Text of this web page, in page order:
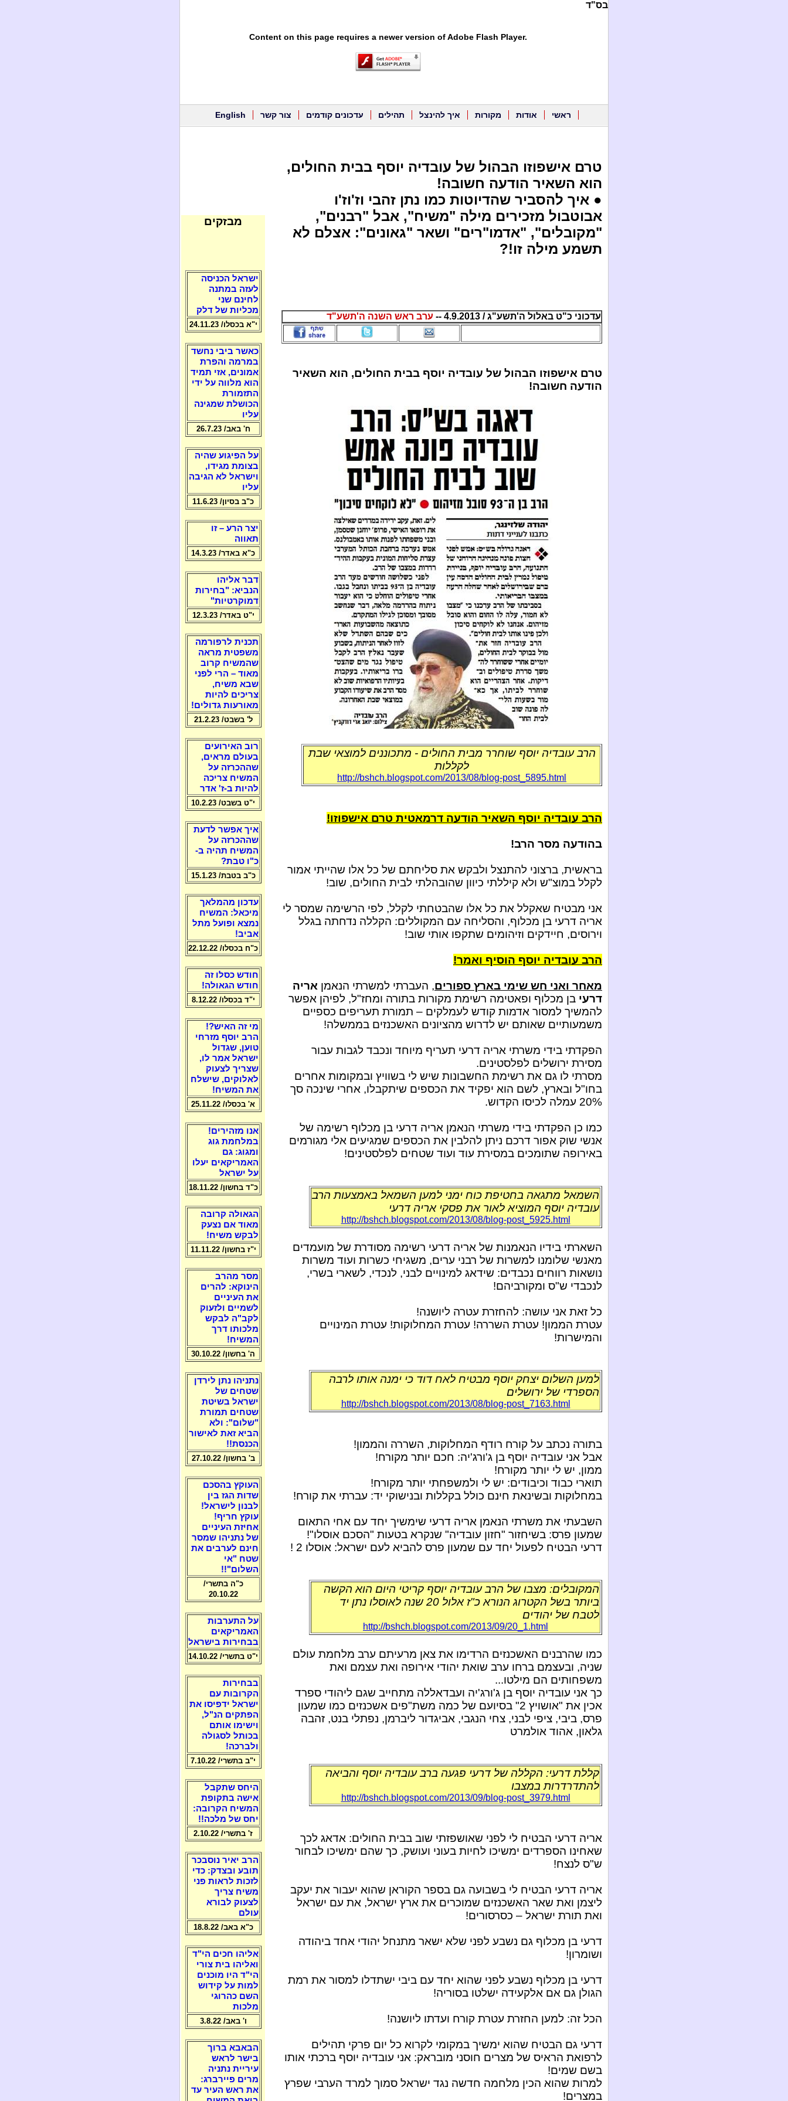
בס"ד
Content on this page requires a newer version of Adobe Flash Player.
ראשי אודות מקורות איך להינצל תהילים עדכונים קודמים צור קשר English
טרם אישפוזו הבהול של עובדיה יוסף בבית החולים,
הוא השאיר הודעה חשובה!
● איך להסביר שהדיוטות כמו נתן זהבי וז'וז'ו
אבוטבול מזכירים מילה "משיח", אבל "רבנים",
"מקובלים", "אדמו"רים" ושאר "גאונים": אצלם לא
תשמע מילה זו!?
עדכוני כ"ט באלול ה'תשע"ג / 4.9.2013 -- ערב ראש השנה ה'תשע"ד
טרם אישפוזו הבהול של עובדיה יוסף בבית החולים, הוא השאיר
הודעה חשובה!
הרב עובדיה יוסף שוחרר מבית החולים - מתכוננים למוצאי שבת
לקללות
http://bshch.blogspot.com/2013/08/blog-post_5895.html
הרב עובדיה יוסף השאיר הודעה דרמאטית טרם אישפוזו!
בהודעה מסר הרב!
בראשית, ברצוני להתנצל ולבקש את סליחתם של כל אלו שהייתי אמור
לקלל במוצ"ש ולא קיללתי כיוון שהובהלתי לבית החולים, שוב!
אני מבטיח שאקלל את כל אלו שהבטחתי לקלל, לפי הרשימה שמסר לי
אריה דרעי בן מכלוף, והסליחה עם המקוללים: הקללה נדחתה בגלל
וירוסים, חיידקים וזיהומים שתקפו אותי שוב!
הרב עובדיה יוסף הוסיף ואמר!
מאחר ואני חש שימי בארץ ספורים, העברתי למשרתי הנאמן אריה
דרעי בן מכלוף ופאטימה רשימת מקורות בתורה ומחז"ל, לפיהן אפשר
להמשיך למסור אדמות קודש לעמלקים – תמורת תעריפים כספיים
משמעותיים שאותם יש לדרוש מהציונים האשכנזים בממשלה!
הפקדתי בידי משרתי אריה דרעי תעריף מיוחד ונכבד לגבות עבור
מסירת ירושלים לפלסטינים.
מסרתי לו גם את רשימת החשבונות שיש לי בשוויץ ובמקומות אחרים
בחו"ל ובארץ, לשם הוא יפקיד את הכספים שיתקבלו, אחרי שינכה סך
20% עמלה לכיסו הקדוש.
כמו כן הפקדתי בידי משרתי הנאמן אריה דרעי בן מכלוף רשימה של
אנשי שוק אפור דרכם ניתן להלבין את הכספים שמגיעים אלי מגורמים
באירופה שתומכים במסירת עוד ועוד שטחים לפלסטינים!
השמאל מתגאה בחטיפת כוח ימני למען השמאל באמצעות הרב
עובדיה יוסף המוציא לאור את פסקי אריה דרעי
http://bshch.blogspot.com/2013/08/blog-post_5925.html
השארתי בידיו הנאמנות של אריה דרעי רשימה מסודרת של מועמדים
מאנשי שלומנו למשרות של רבני ערים, משגיחי כשרות ועוד משרות
נושאות רווחים נכבדים: שידאג למינויים לבני, לנכדי, לשארי בשרי,
לנכבדי ש"ס ומקורביהם!
כל זאת אני עושה: להחזרת עטרה ליושנה!
עטרת הממון! עטרת השררה! עטרת המחלוקות! עטרת המינויים
והמישרות!
למען השלום יצחק יוסף מבטיח לאח דוד כי ימנה אותו לרבה
הספרדי של ירושלים
http://bshch.blogspot.com/2013/08/blog-post_7163.html
בתורה נכתב על קורח רודף המחלוקות, השררה והממון!
אבל אני עובדיה יוסף בן ג'ורג'יה: חכם יותר מקורח!
ממון, יש לי יותר מקורח!
תוארי כבוד וכיבודים: יש לי ולמשפחתי יותר מקורח!
במחלוקות ובשינאת חינם כולל בקללות ובנישוקי יד: עברתי את קורח!
השבעתי את משרתי הנאמן אריה דרעי שימשיך יחד עם אחי התאום
שמעון פרס: בשיחזור "חזון עובדיה" שנקרא בטעות "הסכם אוסלו"!
דרעי הבטיח לפעול יחד עם שמעון פרס להביא לעם ישראל: אוסלו 2 !
המקובלים: מצבו של הרב עובדיה יוסף קריטי היום הוא הקשה
ביותר בשל הקטרוג הנורא כ"ז אלול 20 שנה לאוסלו נתן יד
לטבח של יהודים
http://bshch.blogspot.com/2013/09/20_1.html
כמו שהרבנים האשכנזים הרדימו את צאן מרעיתם ערב מלחמת עולם
שניה, ובעצמם ברחו ערב שואת יהודי אירופה ואת עצמם ואת
משפחותים הם מילטו...
כך אני עובדיה יוסף בן ג'ורג'יה ועבדאללה מתחייב שגם ליהודי ספרד
אכין את "אושויץ 2" בסיועם של כמה משת"פים אשכנזים כמו שמעון
פרס, ביבי, ציפי לבני, צחי הנגבי, אביגדור ליברמן, נפתלי בנט, זהבה
גלאון, אהוד אולמרט
קללת דרעי: הקללה של דרעי פגעה ברב עובדיה יוסף והביאה
להתדרדרות במצבו
http://bshch.blogspot.com/2013/09/blog-post_3979.html
אריה דרעי הבטיח לי לפני שאושפזתי שוב בבית החולים: אדאג לכך
שאחינו הספרדים ימשיכו לחיות בעוני ועושק, כך שהם ימשיכו לבחור
ש"ס לנצח!
אריה דרעי הבטיח לי בשבועה גם בספר הקוראן שהוא יעבור את יעקב
ליצמן ואת שאר האשכנזים שמוכרים את ארץ ישראל, את עם ישראל
ואת תורת ישראל – כסרסורים!
דרעי בן מכלוף גם נשבע לפני שלא ישאר מתנחל יהודי אחד ביהודה
ושומרון!
דרעי בן מכלוף נשבע לפני שהוא יחד עם ביבי ישתדלו למסור את רמת
הגולן גם אם אלקעידה ישלטו בסוריה!
הכל זה: למען החזרת עטרת קורח ועדתו ליושנה!
דרעי גם הבטיח שהוא ימשיך במקומי לקרוא כל יום פרקי תהילים
לרפואת הראיס של מצרים חוסני מובראק: אני עובדיה יוסף ברכתי אותו
בשם שמים!
למרות שהוא הכין מלחמה חדשה נגד ישראל סמוך למרד הערבי שפרץ
במצרים!
מבזקים
ישראל הכניסה
לעזה במתנה
לחינם שני
מכליות של דלק
י"א בכסלו/ 24.11.23
כאשר ביבי נחשד
במרמה והפרת
אמונים, אזי תמיד
הוא מלווה על ידי
התזמורת
הכושלת שמגינה
עליו
ח' באב/ 26.7.23
על הפיגוע שהיה
בצומת מגידו,
וישראל לא הגיבה
עליו
כ"ב בסיון/ 11.6.23
יצר הרע – זו
תאווה
כ"א באדר/ 14.3.23
דבר אליהו
הנביא: "בחירות
דמוקרטיות"
י"ט באדר/ 12.3.23
תכנית לרפורמה
משפטית מראה
שהמשיח קרוב
מאוד – הרי לפני
שבא משיח,
צריכים להיות
מאורעות גדולים!
ל' בשבט/ 21.2.23
רוב האירועים
בעולם מראים,
שההכרזה על
המשיח צריכה
להיות ב-ז' אדר
י"ט בשבט/ 10.2.23
איך אפשר לדעת
שההכרזה על
המשיח תהיה ב-
כ"ו טבת?
כ"ב בטבת/ 15.1.23
עדכון מהמלאך
מיכאל: המשיח
נמצא ופועל מתל
אביב!
כ"ח בכסלו/ 22.12.22
חודש כסלו זה
חודש הגאולה!
י"ד בכסלו/ 8.12.22
מי זה האיש?!
הרב יוסף מזרחי
טוען, שגדול
ישראל אמר לו,
שצריך לצעוק
לאלוקים, שישלח
את המשיח!
א' בכסלו/ 25.11.22
אנו מזהירים!
במלחמת גוג
ומגוג: גם
האמריקאים יעלו
על ישראל
כ"ד בחשון/ 18.11.22
הגאולה קרובה
מאוד אם נצעק
לבקש משיח!
י"ז בחשון/ 11.11.22
מסר מהרב
הינוקא: להרים
את העיניים
לשמיים ולזעוק
לקב"ה לבקש
מלכותו דרך
המשיח!
ה' בחשון/ 30.10.22
נתניהו נתן לירדן
שטחים של
ישראל בשיטת
שטחים תמורת
"שלום": ולא
הביא זאת לאישור
הכנסת!!
ב' בחשון/ 27.10.22
העוקץ בהסכם
שדות הגז בין
לבנון לישראל!
עוקץ חריף!
אחיזת העיניים
של נתניהו שמסר
חינם לערבים את
שטח "אי
השלום"!!
כ"ה בתשרי/
20.10.22
על התערבות
האמריקאים
בבחירות בישראל
י"ט בתשרי/ 14.10.22
בבחירות
הקרובות עם
ישראל ידפיסו את
הפתקים הנ"ל,
וישימו אותם
בכותל לסגולה
ולברכה!
י"ב בתשרי/ 7.10.22
היחס שתקבל
אישה בתקופת
המשיח הקרובה:
יחס של מלכה!!
ז' בתשרי/ 2.10.22
הרב יאיר נוסבכר
תובע ובצדק: כדי
לזכות לראות פני
משיח צריך
לצעוק לבורא
עולם
כ"א באב/ 18.8.22
אליהו חכים הי"ד
ואליהו בית צורי
הי"ד היו מוכנים
למות על קידוש
השם כהרוגי
מלכות
ו' באב/ 3.8.22
הבאבא ברוך
בישר לראש
עיריית נתניה
מרים פיירברג:
את ראש העיר עד